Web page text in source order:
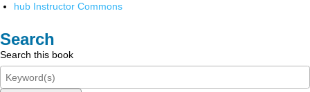
hub Instructor Commons
Search
Search this book